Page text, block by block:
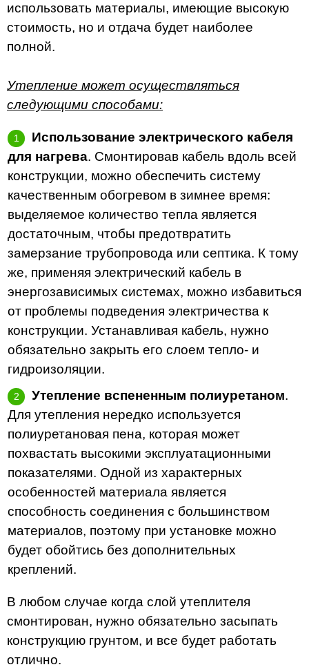
использовать материалы, имеющие высокую
стоимость, но и отдача будет наиболее
полной.
Утепление может осуществляться
следующими способами:
Использование электрического кабеля
для нагрева. Смонтировав кабель вдоль всей
конструкции, можно обеспечить систему
качественным обогревом в зимнее время:
выделяемое количество тепла является
достаточным, чтобы предотвратить
замерзание трубопровода или септика. К тому
же, применяя электрический кабель в
энергозависимых системах, можно избавиться
от проблемы подведения электричества к
конструкции. Устанавливая кабель, нужно
обязательно закрыть его слоем тепло- и
гидроизоляции.
Утепление вспененным полиуретаном.
Для утепления нередко используется
полиуретановая пена, которая может
похвастать высокими эксплуатационными
показателями. Одной из характерных
особенностей материала является
способность соединения с большинством
материалов, поэтому при установке можно
будет обойтись без дополнительных
креплений.
В любом случае когда слой утеплителя
смонтирован, нужно обязательно засыпать
конструкцию грунтом, и все будет работать
отлично.